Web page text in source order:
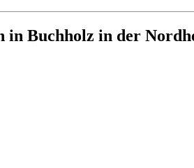
in Buchholz in der